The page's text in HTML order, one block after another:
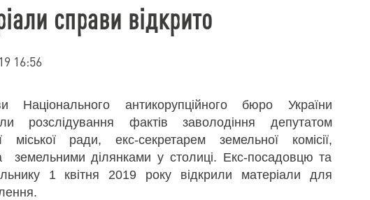
справи відкрито
16:56
Національного антикорупційного бюро України
розслідування фактів заволодіння депутатом
міської ради, екс-секретарем земельної комісії,
земельними ділянками у столиці. Екс-посадовцю та
1 квітня 2019 року відкрили матеріали для